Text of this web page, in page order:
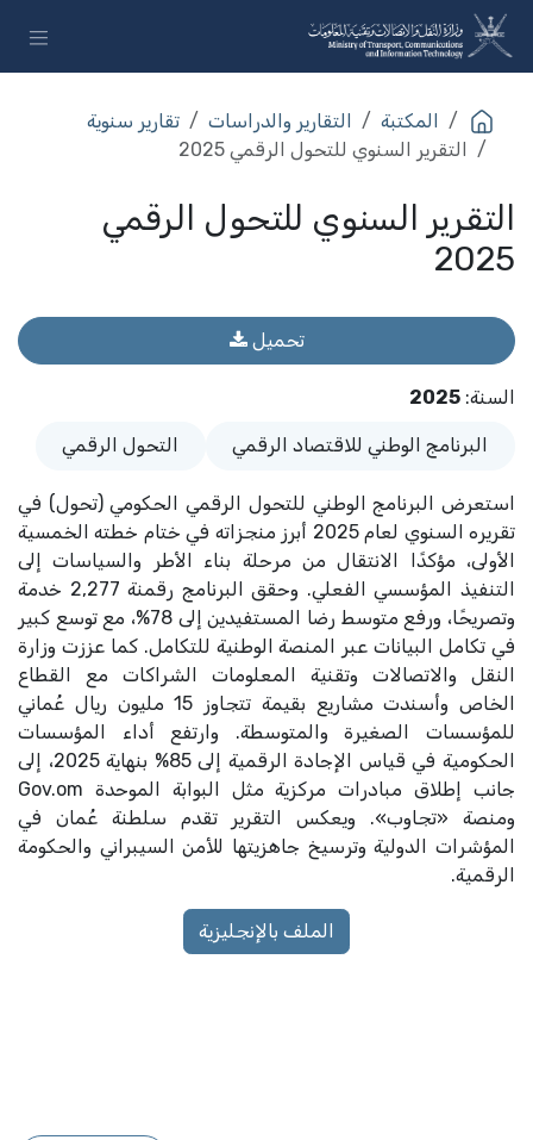
تخطي للذهاب إلى المحتوى
المكتبة التقارير والدراسات
تقارير سنوية
التقرير السنوي للتحول الرقمي 2025
التقرير السنوي للتحول الرقمي
2025
السنة:
2025
البرنامج الوطني للاقتصاد الرقمي التحول الرقمي
استعرض البرنامج الوطني للتحول الرقمي الحكومي (تحول) في
تقريره السنوي لعام 2025 أبرز منجزاته في ختام خطته الخمسية
الأولى، مؤكدًا الانتقال من مرحلة بناء الأطر والسياسات إلى
التنفيذ المؤسسي الفعلي. وحقق البرنامج رقمنة 2,277 خدمة
وتصريحًا، ورفع متوسط رضا المستفيدين إلى 78%، مع توسع كبير
في تكامل البيانات عبر المنصة الوطنية للتكامل. كما عززت وزارة
النقل والاتصالات وتقنية المعلومات الشراكات مع القطاع
الخاص وأسندت مشاريع بقيمة تتجاوز 15 مليون ريال عُماني
للمؤسسات الصغيرة والمتوسطة. وارتفع أداء المؤسسات
الحكومية في قياس الإجادة الرقمية إلى 85% بنهاية 2025، إلى
جانب إطلاق مبادرات مركزية مثل البوابة الموحدة Gov.om
ومنصة «تجاوب». ويعكس التقرير تقدم سلطنة عُمان في
المؤشرات الدولية وترسيخ جاهزيتها للأمن السيبراني والحكومة
الرقمية.
الملف بالإنجليزية
تحميل